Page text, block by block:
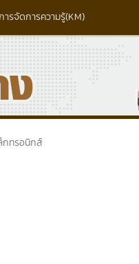
ารจัดการความรู้(KM)
กทรอนิกส์